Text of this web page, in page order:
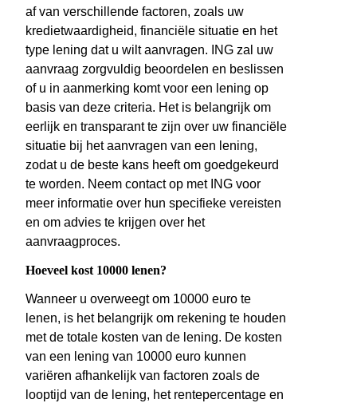
af van verschillende factoren, zoals uw
kredietwaardigheid, financiële situatie en het
type lening dat u wilt aanvragen. ING zal uw
aanvraag zorgvuldig beoordelen en beslissen
of u in aanmerking komt voor een lening op
basis van deze criteria. Het is belangrijk om
eerlijk en transparant te zijn over uw financiële
situatie bij het aanvragen van een lening,
zodat u de beste kans heeft om goedgekeurd
te worden. Neem contact op met ING voor
meer informatie over hun specifieke vereisten
en om advies te krijgen over het
aanvraagproces.
Hoeveel kost 10000 lenen?
Wanneer u overweegt om 10000 euro te
lenen, is het belangrijk om rekening te houden
met de totale kosten van de lening. De kosten
van een lening van 10000 euro kunnen
variëren afhankelijk van factoren zoals de
looptijd van de lening, het rentepercentage en